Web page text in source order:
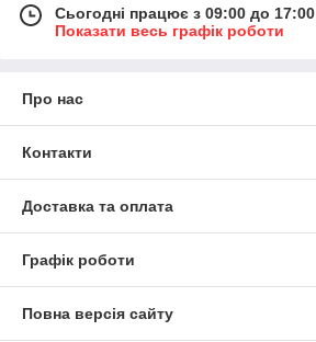
Сьогодні працює з 09:00 до 17:00
Показати весь графік роботи
Про нас
Контакти
Доставка та оплата
Графік роботи
Повна версія сайту